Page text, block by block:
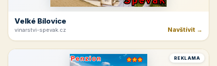
Velké Bílovice
vinarstvi-spevak.cz Navštívit →
REKLAMA